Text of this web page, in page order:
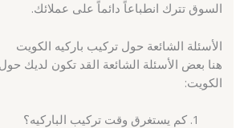
السوق تترك انطباعاً دائماً على عملائك.
الأسئلة الشائعة حول تركيب باركيه الكويت
هنا بعض الأسئلة الشائعة القد تكون لديك
الكويت:
كم يستغرق وقت تركيب الباركيه؟